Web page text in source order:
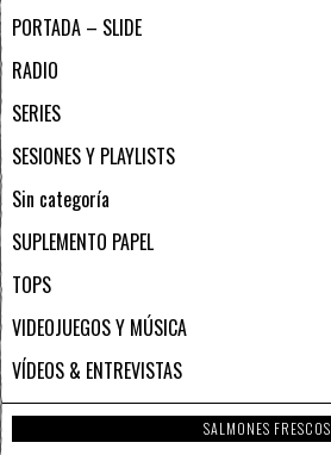
PORTADA – SLIDE
RADIO
SERIES
SESIONES Y PLAYLISTS
Sin categoría
SUPLEMENTO PAPEL
TOPS
VIDEOJUEGOS Y MÚSICA
VÍDEOS & ENTREVISTAS
SALMONES FRESCOS